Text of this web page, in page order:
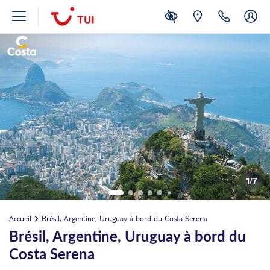
1/7
Accueil Brésil, Argentine, Uruguay à bord du Costa Serena
Brésil, Argentine, Uruguay à bord du
Costa Serena